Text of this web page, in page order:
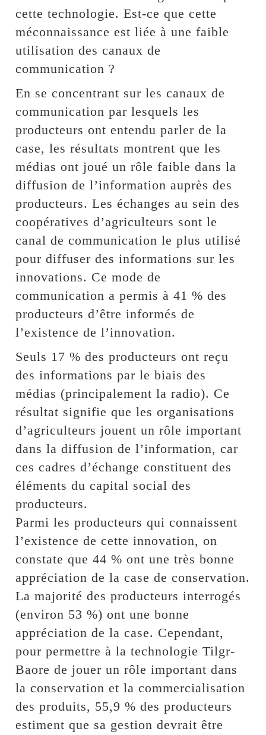
cette technologie. Est-ce que cette
méconnaissance est liée à une faible
utilisation des canaux de
communication ?
En se concentrant sur les canaux de
communication par lesquels les
producteurs ont entendu parler de la
case, les résultats montrent que les
médias ont joué un rôle faible dans la
diffusion de l’information auprès des
producteurs. Les échanges au sein des
coopératives d’agriculteurs sont le
canal de communication le plus utilisé
pour diffuser des informations sur les
innovations. Ce mode de
communication a permis à 41 % des
producteurs d’être informés de
l’existence de l’innovation.
Seuls 17 % des producteurs ont reçu
des informations par le biais des
médias (principalement la radio). Ce
résultat signifie que les organisations
d’agriculteurs jouent un rôle important
dans la diffusion de l’information, car
ces cadres d’échange constituent des
éléments du capital social des
producteurs.
Parmi les producteurs qui connaissent
l’existence de cette innovation, on
constate que 44 % ont une très bonne
appréciation de la case de conservation.
La majorité des producteurs interrogés
(environ 53 %) ont une bonne
appréciation de la case. Cependant,
pour permettre à la technologie Tilgr-
Baore de jouer un rôle important dans
la conservation et la commercialisation
des produits, 55,9 % des producteurs
estiment que sa gestion devrait être